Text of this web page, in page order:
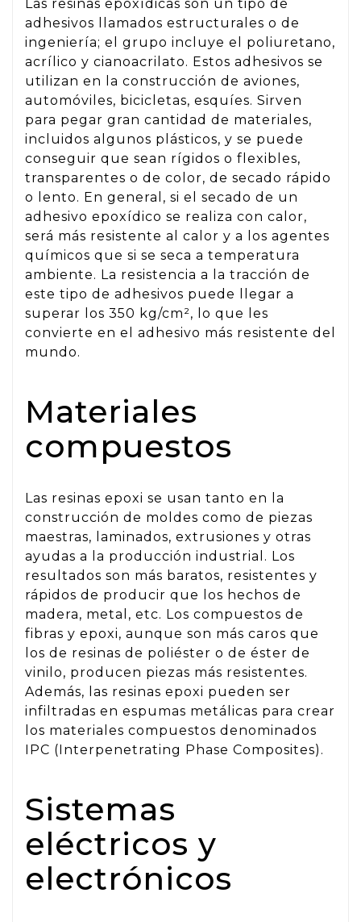
Las resinas epoxídicas son un tipo de
adhesivos llamados estructurales o de
ingeniería; el grupo incluye el poliuretano,
acrílico y cianoacrilato. Estos adhesivos se
utilizan en la construcción de aviones,
automóviles, bicicletas, esquíes. Sirven
para pegar gran cantidad de materiales,
incluidos algunos plásticos, y se puede
conseguir que sean rígidos o flexibles,
transparentes o de color, de secado rápido
o lento. En general, si el secado de un
adhesivo epoxídico se realiza con calor,
será más resistente al calor y a los agentes
químicos que si se seca a temperatura
ambiente. La resistencia a la tracción de
este tipo de adhesivos puede llegar a
superar los 350 kg/cm², lo que les
convierte en el adhesivo más resistente del
mundo.
Materiales
compuestos
Las resinas epoxi se usan tanto en la
construcción de moldes como de piezas
maestras, laminados, extrusiones y otras
ayudas a la producción industrial. Los
resultados son más baratos, resistentes y
rápidos de producir que los hechos de
madera, metal, etc. Los compuestos de
fibras y epoxi, aunque son más caros que
los de resinas de poliéster o de éster de
vinilo, producen piezas más resistentes.
Además, las resinas epoxi pueden ser
infiltradas en espumas metálicas para crear
los materiales compuestos denominados
IPC (Interpenetrating Phase Composites).
Sistemas
eléctricos y
electrónicos